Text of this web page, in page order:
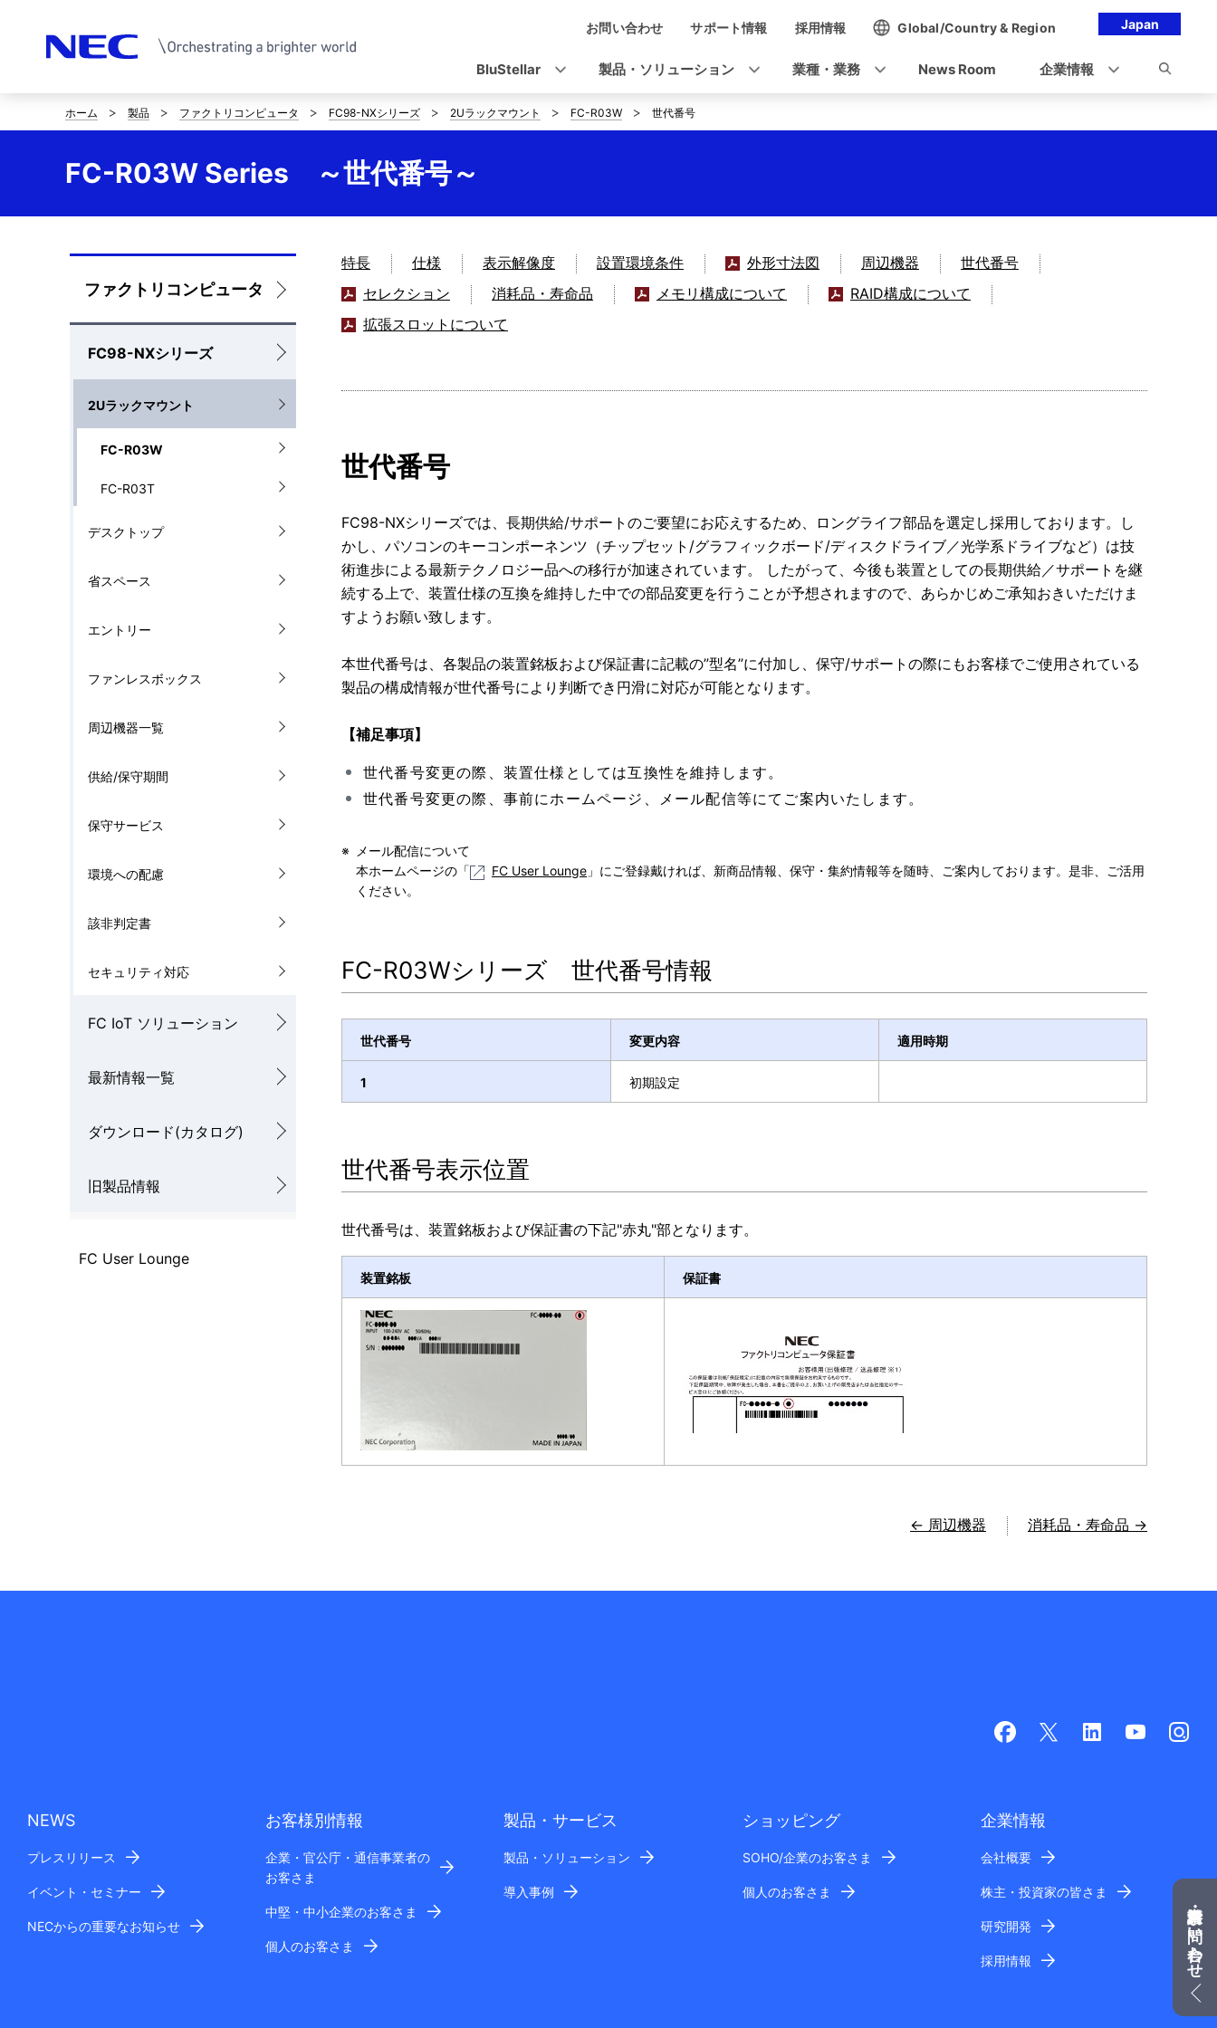
Japan
ゲ
ー
シ
お問い合わせ サポート情報 採用情報 Global/Country & Region
BluStellar 製品・ソリューション 業種・業務 News Room 企業情報
サ
イ
の
在
示
ホーム 製品 ファクトリコンピュータ FC98-NXシリーズ 2Uラックマウント FC-R03W 世代番号
FC-R03W Series ～世代番号～
ロ
ー
カ
ル
ナ
ゲ
ー
シ
ン
ファクトリコンピュータ
FC98-NXシリーズ
2Uラックマウント
FC-R03W
FC-R03T
デスクトップ
省スペース
エントリー
ファンレスボックス
周辺機器一覧
供給/保守期間
保守サービス
環境への配慮
該非判定書
セキュリティ対応
FC IoT ソリューション
最新情報一覧
ダウンロード(カタログ)
旧製品情報
FC User Lounge
特長 仕様 表示解像度 設置環境条件 外形寸法図 周辺機器
世代番号
セレクション
消耗品・寿命品 メモリ構成について
RAID構成について
拡張スロットについて
世代番号
FC98-NXシリーズでは、長期供給/サポートのご要望にお応えするため、ロングライフ部品を選定し採用しております。し
かし、パソコンのキーコンポーネンツ（チップセット/グラフィックボード/ディスクドライブ／光学系ドライブなど）は技
術進歩による最新テクノロジー品への移行が加速されています。 したがって、今後も装置としての長期供給／サポートを継
続する上で、装置仕様の互換を維持した中での部品変更を行うことが予想されますので、あらかじめご承知おきいただけま
すようお願い致します。
本世代番号は、各製品の装置銘板および保証書に記載の”型名”に付加し、保守/サポートの際にもお客様でご使用されている
製品の構成情報が世代番号により判断でき円滑に対応が可能となります。
【補足事項】
世代番号変更の際、装置仕様としては互換性を維持します。
世代番号変更の際、事前にホームページ、メール配信等にてご案内いたします。
※
メール配信について
本ホームページの「
FC User Lounge 」にご登録戴ければ、新商品情報、保守・集約情報等を随時、ご案内しております。是非、ご活用
ください。
FC-R03Wシリーズ 世代番号情報
世代番号 変更内容 適用時期
1 初期設定
世代番号表示位置
世代番号は、装置銘板および保証書の下記"赤丸"部となります。
装置銘板 保証書
← 周辺機器 消耗品・寿命品 →
資料請求・お問い合わせ
NEWS
プレスリリース
イベント・セミナー
NECからの重要なお知らせ
お客様別情報
企業・官公庁・通信事業者の
お客さま
中堅・中小企業のお客さま
個人のお客さま
製品・サービス
製品・ソリューション
導入事例
ショッピング
SOHO/企業のお客さま
個人のお客さま
企業情報
会社概要
株主・投資家の皆さま
研究開発
採用情報